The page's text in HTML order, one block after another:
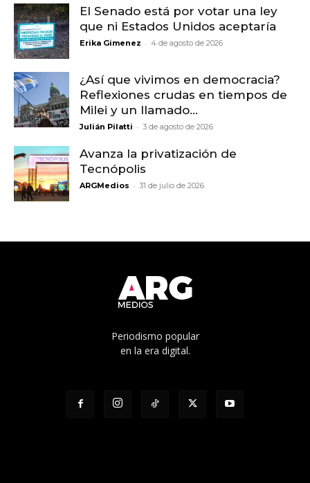
El Senado está por votar una ley
que ni Estados Unidos aceptaría
Erika Gimenez - 4 de agosto de 2026
¿Así que vivimos en democracia?
Reflexiones crudas en tiempos de
Milei y un llamado...
Julián Pilatti - 3 de agosto de 2026
Avanza la privatización de
Tecnópolis
ARGMedios - 31 de julio de 2026
Periodismo popular
en la era digital.